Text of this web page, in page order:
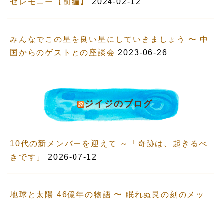
みんなでこの星を良い星にしていきましょう 〜 中
国からのゲストとの座談会 2023-06-26
ジイジのブログ
10代の新メンバーを迎えて ～「奇跡は、起きるべ
きです」
2026-07-12
地球と太陽 46億年の物語 〜 眠れぬ艮の刻のメッ